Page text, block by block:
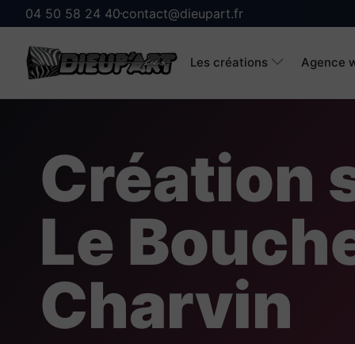
04 50 58 24 40 contact@dieupart.fr
Les créations Agence
Création
Le
Charvin